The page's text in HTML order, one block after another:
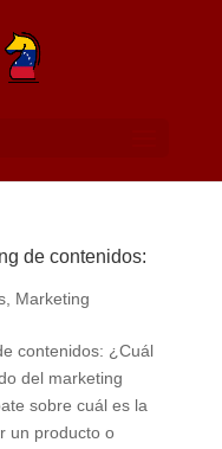
de contenidos:
, Marketing
contenidos: ¿Cuál
del marketing
sobre cuál es la
un producto o